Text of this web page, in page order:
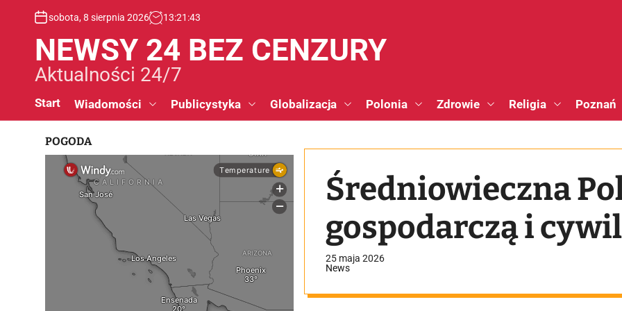
sobota, 8 sierpnia 2026 13:21 :44
NEWSY 24 BEZ CENZURY
Aktualności 24/7
Start Wiadomości Publicystyka Globalizacja Polonia Zdrowie Religia Poznań
Średniowieczna
gospodarczą i
25 maja 2026
News
POGODA